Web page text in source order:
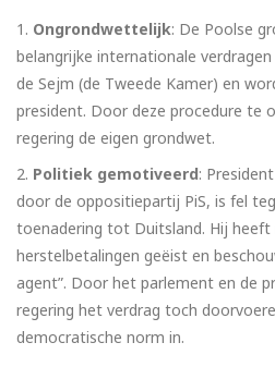
Ongrondwettelijk: De Poolse
belangrijke internationale
de Sejm (de Tweede Kamer) en
president. Door deze procedure te
regering de eigen grondwet.
Politiek gemotiveerd:
door de oppositiepartij PiS, is fel
toenadering tot Duitsland. Hij heeft
herstelbetalingen geëist en
agent”. Door het parlement en de
regering het verdrag toch
democratische norm in.